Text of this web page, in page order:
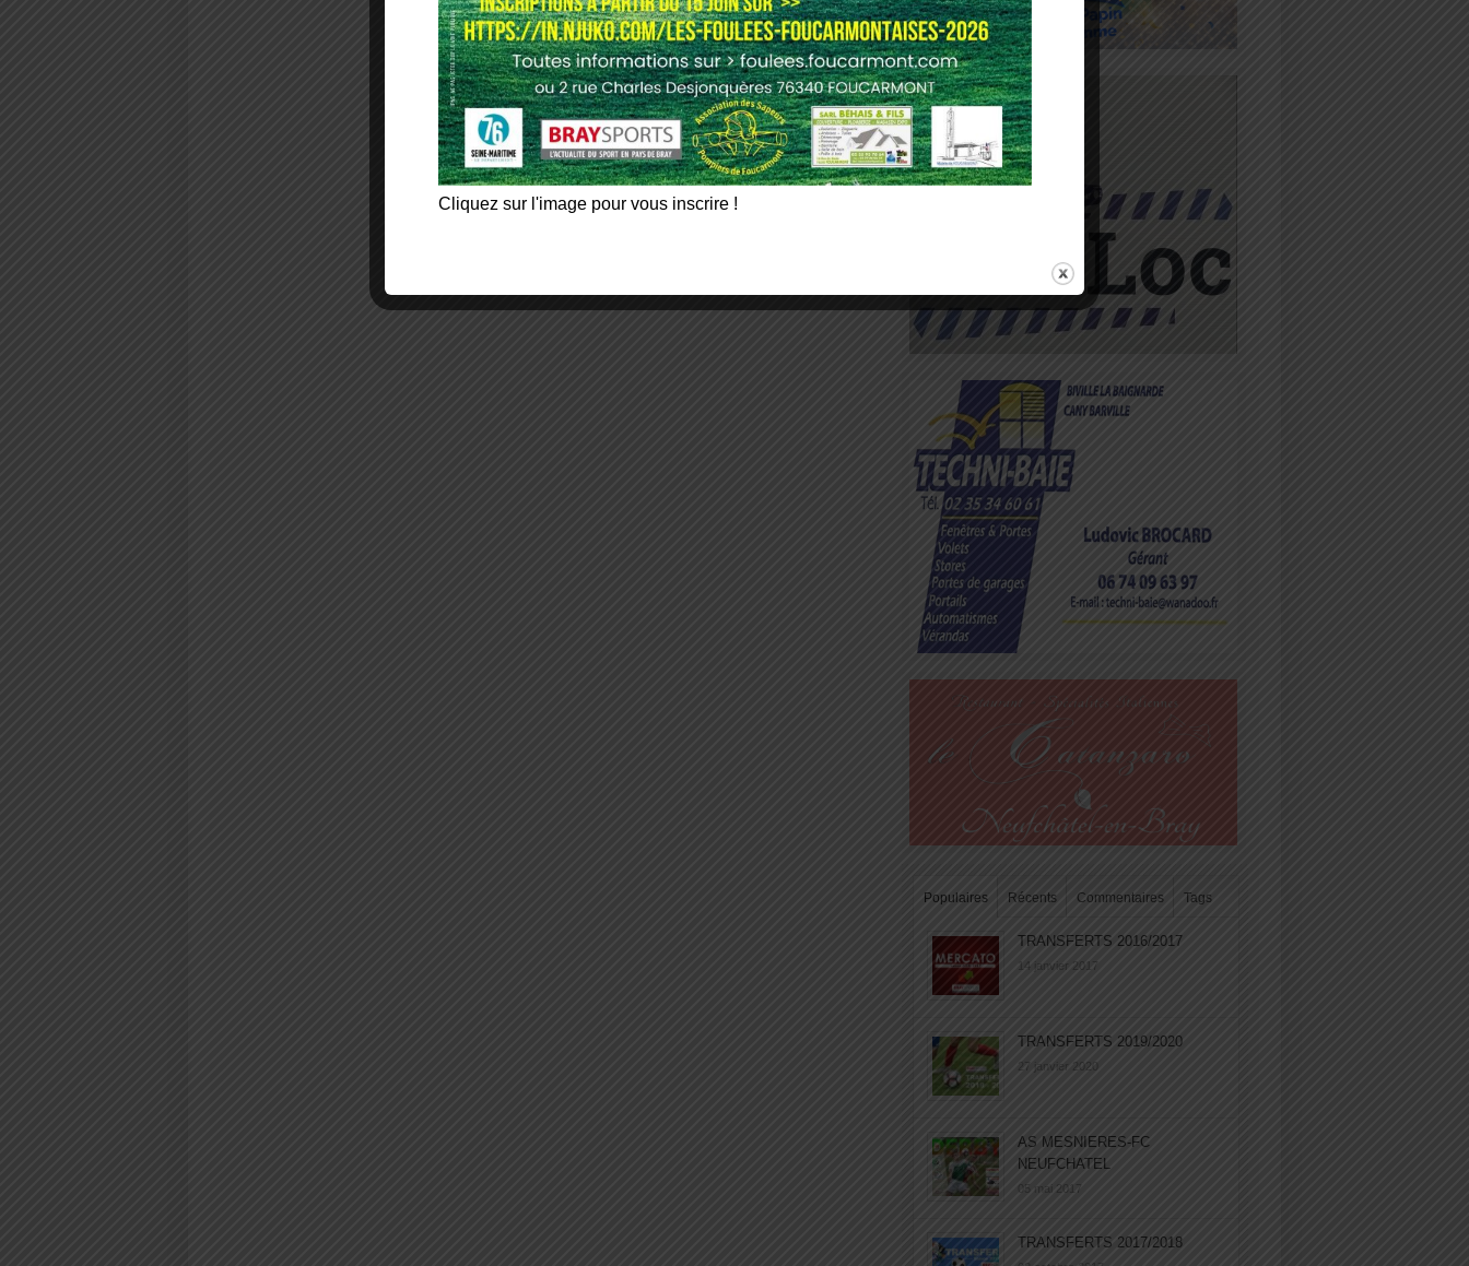
Populaires Récents Commentaires Tags
TRANSFERTS 2016/2017
14 janvier 2017
TRANSFERTS 2019/2020
27 janvier 2020
AS MESNIERES-FC
NEUFCHATEL
05 mai 2017
TRANSFERTS 2017/2018
Cliquez sur l'image pour vous inscrire !